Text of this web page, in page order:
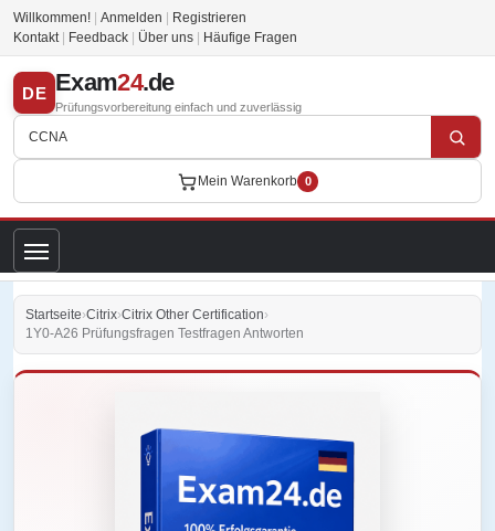
Willkommen! Anmelden
Registrieren
Kontakt
Feedback Über uns Häufige Fragen
DE Exam24.de
Prüfungsvorbereitung einfach und zuverlässig
Mein Warenkorb 0
Startseite›Citrix›Citrix Other Certification›
1Y0-A26 Prüfungsfragen Testfragen Antworten